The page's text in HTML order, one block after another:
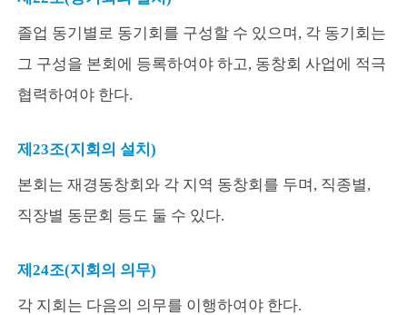
졸업 동기별로 동기회를 구성할 수 있으며, 각 동기회는
그 구성을 본회에 등록하여야 하고, 동창회 사업에 적극
협력하여야 한다.
제23조(지회의 설치)
본회는 재경동창회와 각 지역 동창회를 두며, 직종별,
직장별 동문회 등도 둘 수 있다.
제24조(지회의 의무)
각 지회는 다음의 의무를 이행하여야 한다.